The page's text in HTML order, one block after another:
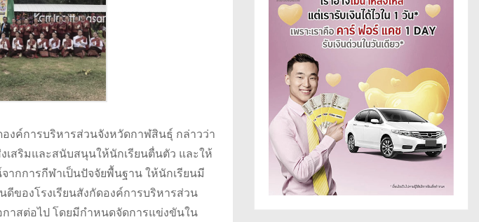
งค์การบริหารส่วนจังหวัดกาฬสินธุ์ กล่าวว่า
สริมและสนับสนุนให้นักเรียนตื่นตัว และให้
กการกีฬาเป็นปัจจัยพื้นฐาน ให้นักเรียนมี
ของโรงเรียนสังกัดองค์การบริหารส่วน
าสต่อไป โดยมีกำหนดจัดการแข่งขันใน